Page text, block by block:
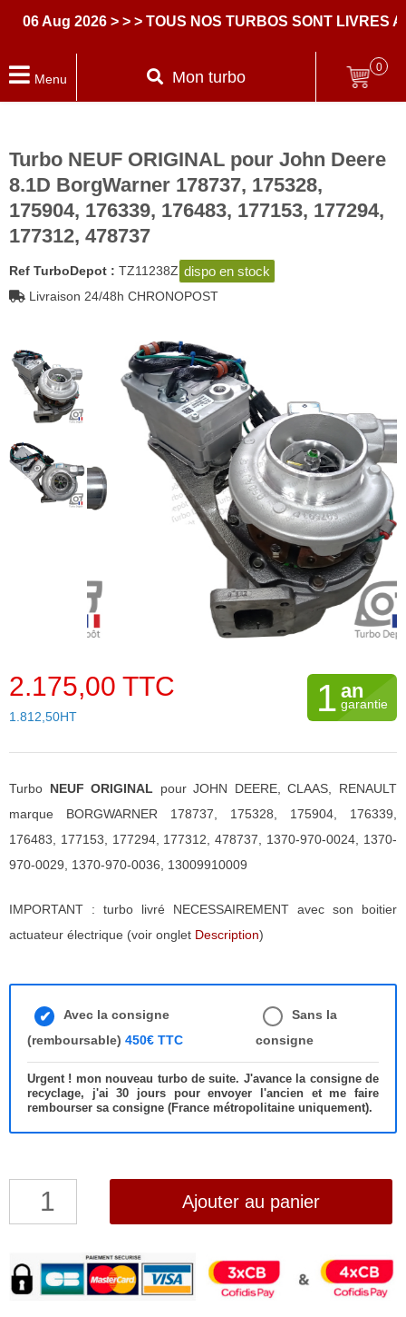
Aug 2026 > > > TOUS NOS TURBOS SONT LIVRES
Menu Mon turbo
0
Turbo NEUF ORIGINAL pour John Deere
8.1D BorgWarner 178737, 175328,
175904, 176339, 176483, 177153, 177294,
177312, 478737
Ref TurboDepot : TZ11238Z dispo en stock
Livraison 24/48h CHRONOPOST
2.175,00 TTC
1.812,50HT 1 an
garantie
Turbo NEUF ORIGINAL pour JOHN DEERE, CLAAS, RENAULT
marque BORGWARNER 178737, 175328, 175904, 176339,
176483, 177153, 177294, 177312, 478737, 1370-970-0024, 1370-
970-0029, 1370-970-0036, 13009910009
IMPORTANT : turbo livré NECESSAIREMENT avec son boitier
actuateur électrique (voir onglet Description)
Avec la consigne
(remboursable) 450€ TTC
Sans la
consigne
Urgent ! mon nouveau turbo de suite. J'avance la consigne de
recyclage, j'ai 30 jours pour envoyer l'ancien et me faire
rembourser sa consigne (France métropolitaine uniquement).
quantité
NEUF
ORIGINAL
Ajouter au panier